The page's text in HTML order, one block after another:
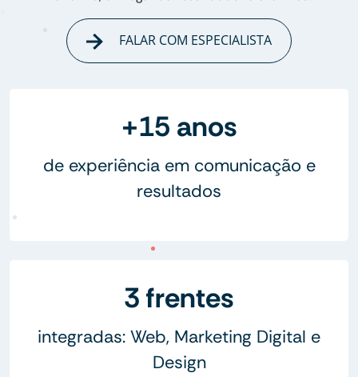
FALAR COM ESPECIALISTA
+15 anos
de experiência em comunicação e
resultados
3 frentes
integradas: Web, Marketing Digital e
Design